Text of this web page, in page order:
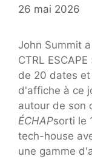
26 mai 2026
John Summit
CTRL
de 20 dates
d'affiche à ce
autour de son
ÉCHAPsorti le
tech-house
une gamme